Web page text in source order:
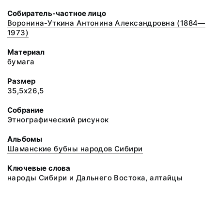
Собиратель-частное лицо
Воронина-Уткина Антонина Александровна (1884—
1973)
Материал
бумага
Размер
35,5х26,5
Собрание
Этнографический рисунок
Альбомы
Шаманские бубны народов Сибири
Ключевые слова
народы Сибири и Дальнего Востока, алтайцы